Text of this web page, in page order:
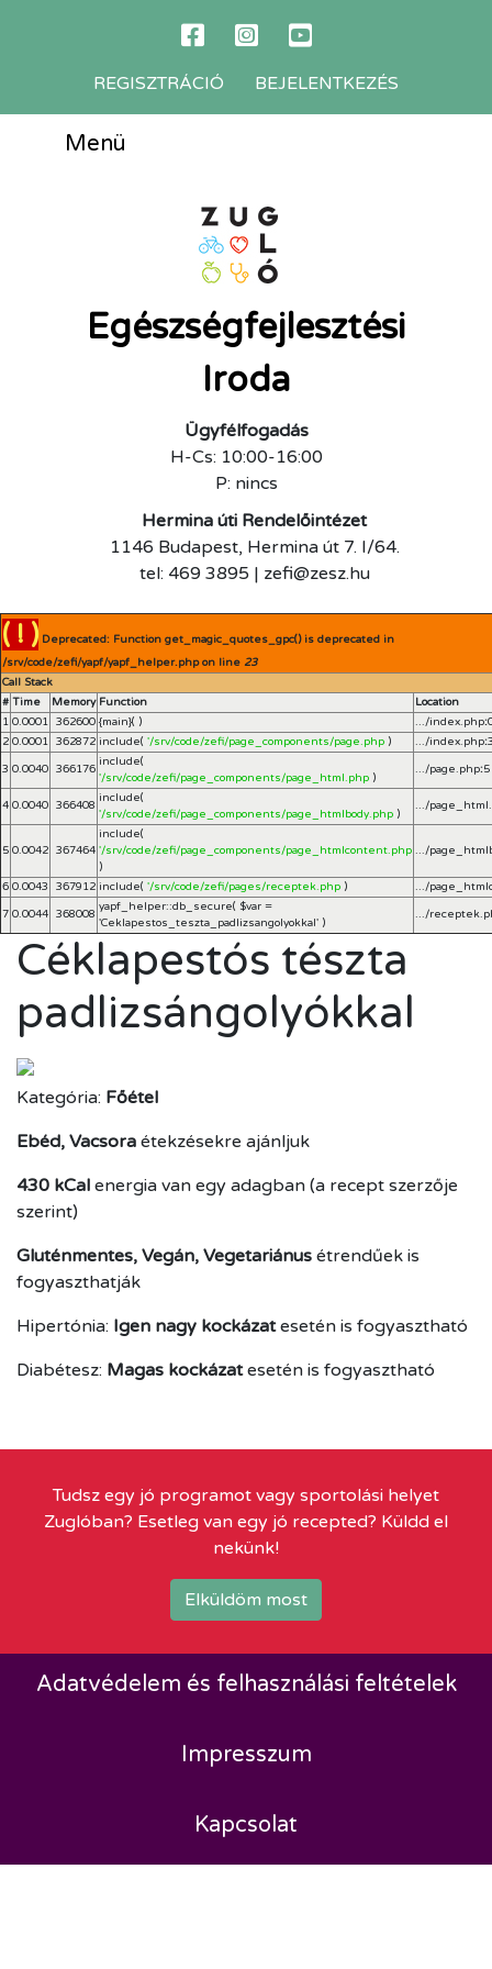
REGISZTRÁCIÓ BEJELENTKEZÉS
Menü
Egészségfejlesztési
Iroda
Ügyfélfogadás
H-Cs: 10:00-16:00
P: nincs
Hermina úti Rendelőintézet
1146 Budapest, Hermina út 7. I/64.
tel: 469 3895 | zefi@zesz.hu
( ! ) Deprecated: Function get_magic_quotes_gpc() is deprecated in
/srv/code/zefi/yapf/yapf_helper.php on line 23
Call Stack
# Time Memory Function
Location
1 0.0001 362600 {main}( ) .../index.php:
2 0.0001 362872 include( '/srv/code/zefi/page_components/page.php ) .../index.php:
3 0.0040 366176
include(
'/srv/code/zefi/page_components/page_html.php )
.../page.php:5
4 0.0040 366408
include(
'/srv/code/zefi/page_components/page_htmlbody.php )
.../
5 0.0042 367464
include(
'/srv/code/zefi/page_components/page_htmlcontent.php
)
.../
6 0.0043 367912 include( '/srv/code/zefi/pages/receptek.php ) .../
7 0.0044 368008
yapf_helper::db_secure( $var =
'Ceklapestos_teszta_padlizsangolyokkal' )
.../
Céklapestós tészta
padlizsángolyókkal
Kategória: Főétel
Ebéd, Vacsora étekzésekre ajánljuk
430 kCal energia van egy adagban (a recept szerzője
szerint)
Gluténmentes, Vegán, Vegetariánus étrendűek is
fogyaszthatják
Hipertónia: Igen nagy kockázatesetén is fogyasztható
Diabétesz: Magas kockázatesetén is fogyasztható
Tudsz egy jó programot vagy sportolási helyet
Zuglóban? Esetleg van egy jó recepted? Küldd el
nekünk!
Elküldöm most
Adatvédelem és felhasználási feltételek
Impresszum
Kapcsolat